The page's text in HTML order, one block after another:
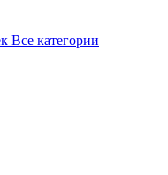
Все категории